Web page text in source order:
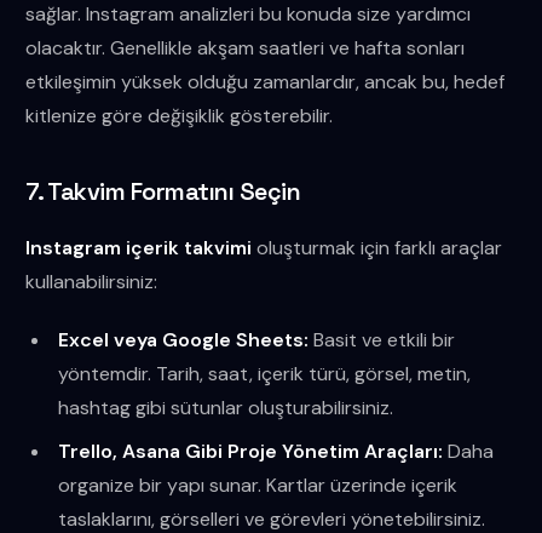
sağlar. Instagram analizleri bu konuda size yardımcı
olacaktır. Genellikle akşam saatleri ve hafta sonları
etkileşimin yüksek olduğu zamanlardır, ancak bu, hedef
kitlenize göre değişiklik gösterebilir.
7. Takvim Formatını Seçin
Instagram içerik takvimi oluşturmak için farklı araçlar
kullanabilirsiniz:
Excel veya Google Sheets: Basit ve etkili bir
yöntemdir. Tarih, saat, içerik türü, görsel, metin,
hashtag gibi sütunlar oluşturabilirsiniz.
Trello, Asana Gibi Proje Yönetim Araçları: Daha
organize bir yapı sunar. Kartlar üzerinde içerik
taslaklarını, görselleri ve görevleri yönetebilirsiniz.